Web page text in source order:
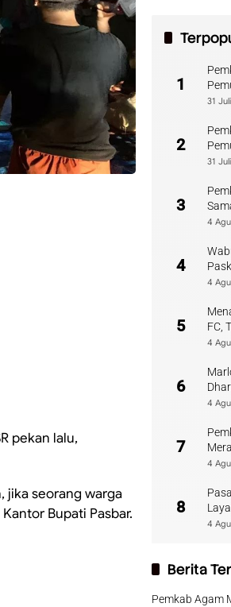
pekan lalu,
jika seorang warga
Bupati Pasbar.
1
31
2
31
3
4
4
4
5
FC,
4
6
4
7
4
8
4
Berita
Pemkab Agam